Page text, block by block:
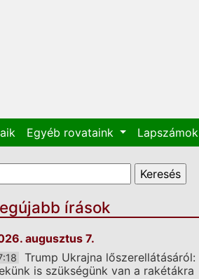
Egyéb rovataink Lapszámok
űrlap
írások
augusztus 7.
Trump Ukrajna lőszerellátásáról:
is szükségünk van a rakétákra